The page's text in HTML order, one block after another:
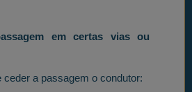
em certas vias ou
ceder a passagem o condutor: